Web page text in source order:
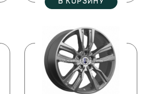
В КОРЗИНУ